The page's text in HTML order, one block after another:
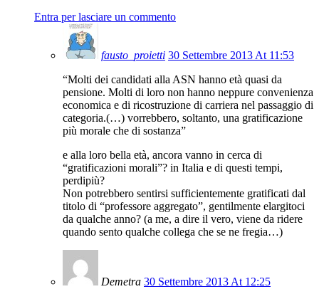
Entra per lasciare un commento
fausto_proietti 30 Settembre 2013 At 11:53
“Molti dei candidati alla ASN hanno età quasi da
pensione. Molti di loro non hanno neppure convenienza
economica e di ricostruzione di carriera nel passaggio di
categoria.(…) vorrebbero, soltanto, una gratificazione
più morale che di sostanza”
e alla loro bella età, ancora vanno in cerca di
“gratificazioni morali”? in Italia e di questi tempi,
perdipiù?
Non potrebbero sentirsi sufficientemente gratificati dal
titolo di “professore aggregato”, gentilmente elargitoci
da qualche anno? (a me, a dire il vero, viene da ridere
quando sento qualche collega che se ne fregia…)
Demetra 30 Settembre 2013 At 12:25